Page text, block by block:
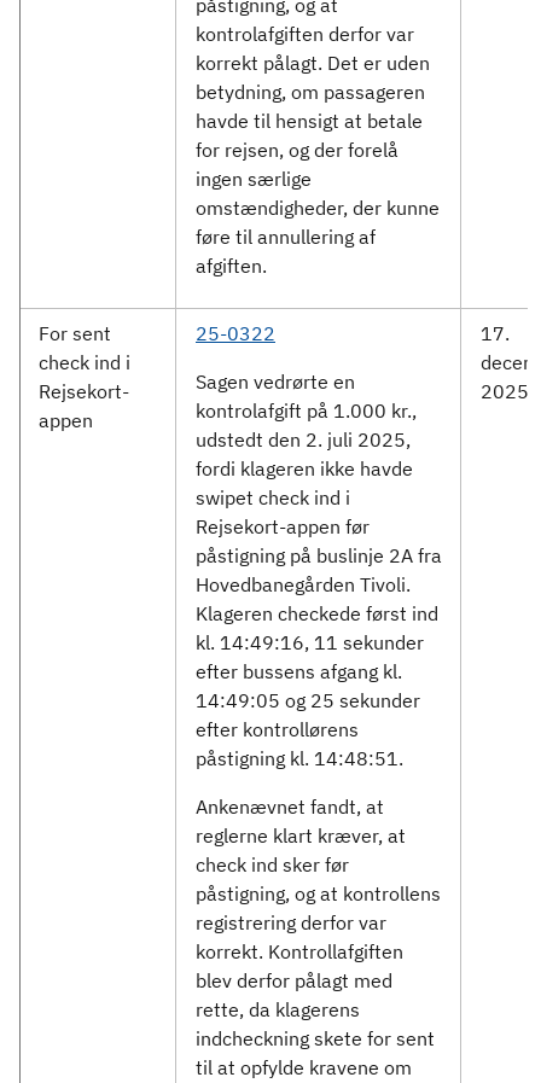
påstigning, og at
kontrolafgiften derfor var
korrekt pålagt. Det er uden
betydning, om passageren
havde til hensigt at betale
for rejsen, og der forelå
ingen særlige
omstændigheder, der kunne
føre til annullering af
afgiften.
For sent
check ind i
Rejsekort-
appen
25-0322
Sagen vedrørte en
kontrolafgift på 1.000 kr.,
udstedt den 2. juli 2025,
fordi klageren ikke havde
swipet check ind i
Rejsekort-appen før
påstigning på buslinje 2A fra
Hovedbanegården Tivoli.
Klageren checkede først ind
kl. 14:49:16, 11 sekunder
efter bussens afgang kl.
14:49:05 og 25 sekunder
efter kontrollørens
påstigning kl. 14:48:51.
Ankenævnet fandt, at
reglerne klart kræver, at
check ind sker før
påstigning, og at kontrollens
registrering derfor var
korrekt. Kontrollafgiften
blev derfor pålagt med
rette, da klagerens
indcheckning skete for sent
til at opfylde kravene om
17.
2025